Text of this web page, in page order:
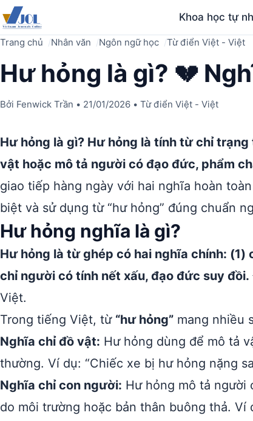
Khoa học tự
Trang chủ Nhân văn Ngôn ngữ học Từ điển Việt - Việt
Hư hỏng là gì? 💔
Bởi Fenwick Trần • 21/01/2026 • Từ điển Việt - Việt
Hư hỏng là gì? Hư hỏng là tính từ chỉ
vật hoặc mô tả người có đạo đức, phẩm
giao tiếp hàng ngày với hai nghĩa hoàn
biệt và sử dụng từ “hư hỏng” đúng chuẩn
Hư hỏng nghĩa là gì?
Hư hỏng là từ ghép có hai nghĩa chính:
chỉ người có tính nết xấu, đạo đức suy đồi.
Việt.
Trong tiếng Việt, từ “hư hỏng” mang nhiều
Nghĩa chỉ đồ vật: Hư hỏng dùng để mô tả
thường. Ví dụ: “Chiếc xe bị hư hỏng nặng
Nghĩa chỉ con người: Hư hỏng mô tả người
do môi trường hoặc bản thân buông thả. Ví